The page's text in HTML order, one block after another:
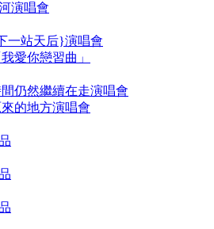
演唱會
一站天后}演唱會
愛你戀習曲」
間仍然繼續在走演唱會
來的地方演唱會